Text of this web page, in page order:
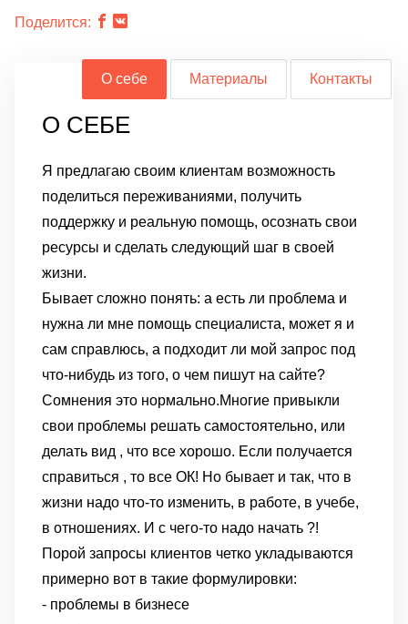
Поделится:
О себе Материалы Контакты
О СЕБЕ
Я предлагаю своим клиентам возможность
поделиться переживаниями, получить
поддержку и реальную помощь, осознать свои
ресурсы и сделать следующий шаг в своей
жизни.
Бывает сложно понять: а есть ли проблема и
нужна ли мне помощь специалиста, может я и
сам справлюсь, а подходит ли мой запрос под
что-нибудь из того, о чем пишут на сайте?
Сомнения это нормально.Многие привыкли
свои проблемы решать самостоятельно, или
делать вид , что все хорошо. Если получается
справиться , то все ОК! Но бывает и так, что в
жизни надо что-то изменить, в работе, в учебе,
в отношениях. И с чего-то надо начать ?!
Порой запросы клиентов четко укладываются
примерно вот в такие формулировки:
- проблемы в бизнесе